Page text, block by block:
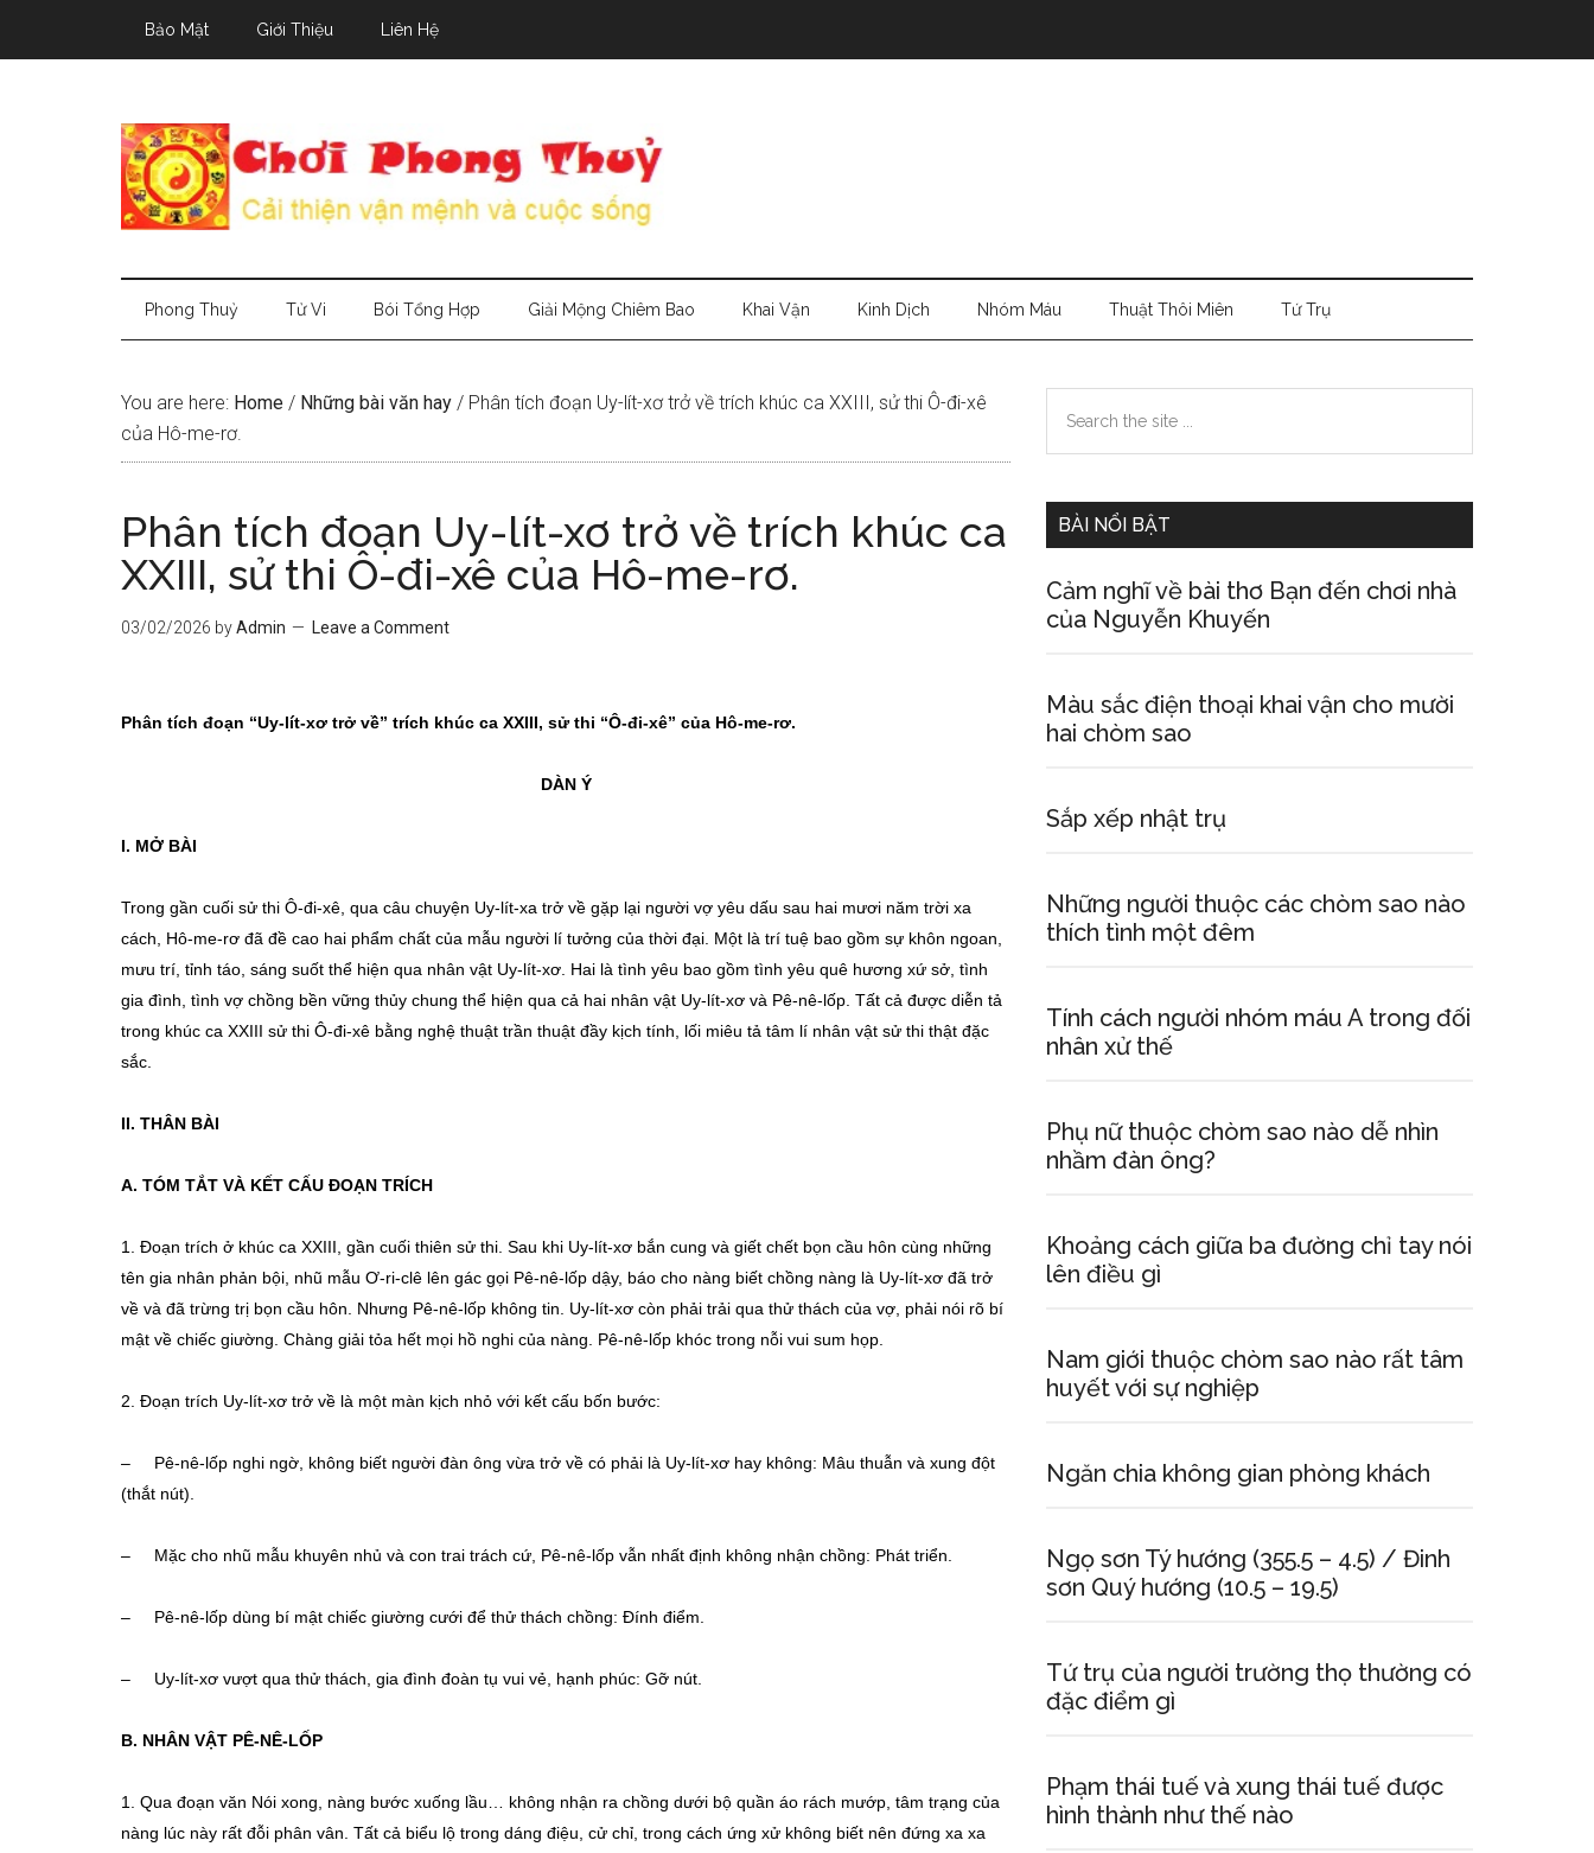
Bảo Mật Giới Thiệu Liên Hệ
Phong Thuỷ Tử Vi Bói Tổng Hợp Giải Mộng Chiêm Bao Khai Vận Kinh Dịch Nhóm Máu Thuật Thôi Miên Tứ Trụ
You are here: Home / Những bài văn hay / Phân tích đoạn Uy-lít-xơ trở về trích khúc ca XXIII, sử thi Ô-đi-xê
của Hô-me-rơ.
Phân tích đoạn Uy-lít-xơ trở về trích khúc ca
XXIII, sử thi Ô-đi-xê của Hô-me-rơ.
03/02/2026 byAdmin Leave a Comment
Phân tích đoạn “Uy-lít-xơ trở về” trích khúc ca XXIII, sử thi “Ô-đi-xê” của Hô-me-rơ.
DÀN Ý
I. MỞ BÀI
Trong gần cuối sử thi Ô-đi-xê, qua câu chuyện Uy-lít-xa trở về gặp lại người vợ yêu dấu sau hai mươi năm trời xa
cách, Hô-me-rơ đã đề cao hai phẩm chất của mẫu người lí tưởng của thời đại. Một là trí tuệ bao gồm sự khôn ngoan,
mưu trí, tỉnh táo, sáng suốt thể hiện qua nhân vật Uy-lít-xơ. Hai là tình yêu bao gồm tình yêu quê hương xứ sở, tình
gia đình, tình vợ chồng bền vững thủy chung thể hiện qua cả hai nhân vật Uy-lít-xơ và Pê-nê-lốp. Tất cả được diễn tả
trong khúc ca XXIII sử thi Ô-đi-xê bằng nghệ thuật trần thuật đầy kịch tính, lối miêu tả tâm lí nhân vật sử thi thật đặc
sắc.
II. THÂN BÀI
A. TÓM TẮT VÀ KẾT CẤU ĐOẠN TRÍCH
1. Đoạn trích ở khúc ca XXIII, gần cuối thiên sử thi. Sau khi Uy-lít-xơ bắn cung và giết chết bọn cầu hôn cùng những
tên gia nhân phản bội, nhũ mẫu Ơ-ri-clê lên gác gọi Pê-nê-lốp dậy, báo cho nàng biết chồng nàng là Uy-lít-xơ đã trở
về và đã trừng trị bọn cầu hôn. Nhưng Pê-nê-lốp không tin. Uy-lít-xơ còn phải trải qua thử thách của vợ, phải nói rõ bí
mật về chiếc giường. Chàng giải tỏa hết mọi hồ nghi của nàng. Pê-nê-lốp khóc trong nỗi vui sum họp.
2. Đoạn trích Uy-lít-xơ trở về là một màn kịch nhỏ với kết cấu bốn bước:
– Pê-nê-lốp nghi ngờ, không biết người đàn ông vừa trở về có phải là Uy-lít-xơ hay không: Mâu thuẫn và xung đột
(thắt nút).
– Mặc cho nhũ mẫu khuyên nhủ và con trai trách cứ, Pê-nê-lốp vẫn nhất định không nhận chồng: Phát triển.
– Pê-nê-lốp dùng bí mật chiếc giường cưới để thử thách chồng: Đính điểm.
– Uy-lít-xơ vượt qua thử thách, gia đình đoàn tụ vui vẻ, hạnh phúc: Gỡ nút.
B. NHÂN VẬT PÊ-NÊ-LỐP
1. Qua đoạn văn Nói xong, nàng bước xuống lầu… không nhận ra chồng dưới bộ quần áo rách mướp, tâm trạng của
nàng lúc này rất đỗi phân vân. Tất cả biểu lộ trong dáng điệu, cử chỉ, trong cách ứng xử không biết nên đứng xa xa
Primary
Sidebar
the
BÀI NỔI BẬT
Cảm nghĩ về bài thơ Bạn đến chơi nhà
của Nguyễn Khuyến
Màu sắc điện thoại khai vận cho mười
hai chòm sao
Sắp xếp nhật trụ
Những người thuộc các chòm sao nào
thích tình một đêm
Tính cách người nhóm máu A trong đối
nhân xử thế
Phụ nữ thuộc chòm sao nào dễ nhìn
nhầm đàn ông?
Khoảng cách giữa ba đường chỉ tay nói
lên điều gì
Nam giới thuộc chòm sao nào rất tâm
huyết với sự nghiệp
Ngăn chia không gian phòng khách
Ngọ sơn Tý hướng (355.5 – 4.5) / Đinh
sơn Quý hướng (10.5 – 19.5)
Tứ trụ của người trường thọ thường có
đặc điểm gì
Phạm thái tuế và xung thái tuế được
hình thành như thế nào